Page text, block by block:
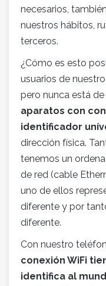
necesarios,
nuestros hábitos,
terceros.
¿Cómo es esto
usuarios de
pero nunca está
aparatos con
identificador
dirección física.
tenemos un
de red (cable
uno de ellos
diferente y por
diferente.
Con nuestro
conexión WiFi
identifica al